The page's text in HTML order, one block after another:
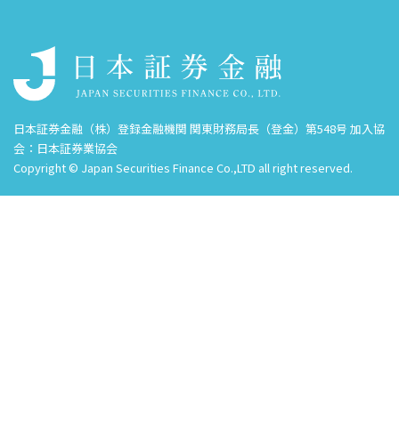
日本証券金融（株）登録金融機関 関東財務局長（登金）第548号 加入協
会：日本証券業協会
Copyright © Japan Securities Finance Co.,LTD all right reserved.